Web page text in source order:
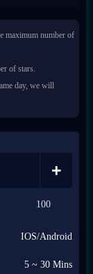
maximum number of
of stars.
day, we will
+
100
IOS/Android
5 ~ 30 Mins